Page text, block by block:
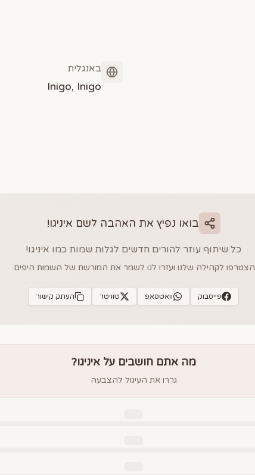
באנגלית
Inigo, Inigo
בואו נפיץ את האהבה לשם איניגו!
כל שיתוף עוזר להורים חדשים לגלות שמות כמו איניגו!
הצטרפו לקהילה שלנו ועזרו לנו לשמר את המורשת של השמות היפים.
פייסבוק וואטסאפ טוויטר העתק קישור
מה אתם חושבים עלאיניגו?
גררו את העיגול להצבעה